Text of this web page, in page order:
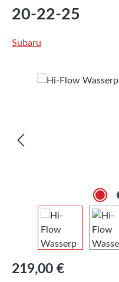
20-22-25
Subaru
Bildergalerie überspringen
Regulärer Preis:
219,00 €